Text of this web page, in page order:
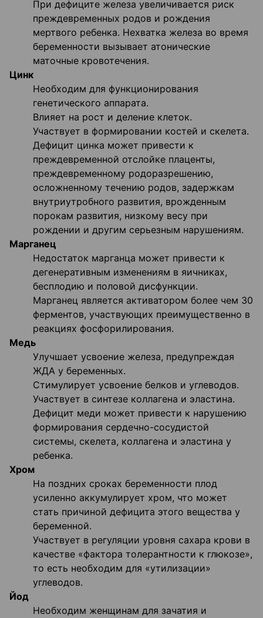
При дефиците железа увеличивается риск
преждевременных родов и рождения
мертвого ребенка. Нехватка железа во время
беременности вызывает атонические
маточные кровотечения.
Цинк
Необходим для функционирования
генетического аппарата.
Влияет на рост и деление клеток.
Участвует в формировании костей и скелета.
Дефицит цинка может привести к
преждевременной отслойке плаценты,
преждевременному родоразрешению,
осложненному течению родов, задержкам
внутриутробного развития, врожденным
порокам развития, низкому весу при
рождении и другим серьезным нарушениям.
Марганец
Недостаток марганца может привести к
дегенеративным изменениям в яичниках,
бесплодию и половой дисфункции.
Марганец является активатором более чем 30
ферментов, участвующих преимущественно в
реакциях фосфорилирования.
Медь
Улучшает усвоение железа, предупреждая
ЖДА у беременных.
Стимулирует усвоение белков и углеводов.
Участвует в синтезе коллагена и эластина.
Дефицит меди может привести к нарушению
формирования сердечно-сосудистой
системы, скелета, коллагена и эластина у
ребенка.
Хром
На поздних сроках беременности плод
усиленно аккумулирует хром, что может
стать причиной дефицита этого вещества у
беременной.
Участвует в регуляции уровня сахара крови в
качестве «фактора толерантности к глюкозе»,
то есть необходим для «утилизации»
углеводов.
Йод
Необходим женщинам для зачатия и